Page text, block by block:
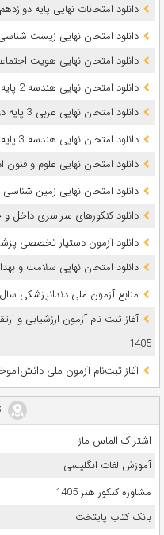
دانلود امتحانات نهایی پایه دوازدهم
دانلود امتحان نهایی زیست شناسی 2 پایه یازدهم تیر 1405 +
دانلود امتحان نهایی هویت اجتماعی پایه
دانلود امتحان نهایی هندسه 2 پایه یازدهم تیر 1405 + پاسخ
دانلود امتحان نهایی عربی 3 پایه دوازدهم تیر 1405 + پاسخ
دانلود امتحان نهایی هندسه 3 پایه دوازدهم تیر 1405
دانلود امتحان نهایی علوم و فنون ادبی 3 پایه دوازدهم
دانلود امتحان نهایی زمین شناسی
دانلود کنکورهای سراسری داخل و خارج از
دانلود آزمون دستیار تخصصی پزشکی سال 1405
دانلود امتحان نهایی سلامت و بهداشت
ﻣﻨﺎﺑﻊ آزﻣﻮن ﻣﻠﯽ دندانپزشکی سال 1405 (دوره های 25 و 26)
آغاز ثبت نام آزمون‌ ارزشیابی و
1405
آغاز ثبت‌نام آزمون ملی
اشتراک الماس ماز
آموزش لغات انگلیسی
مشاوره کنکور هنر 1405
بانک کتاب پایتخت